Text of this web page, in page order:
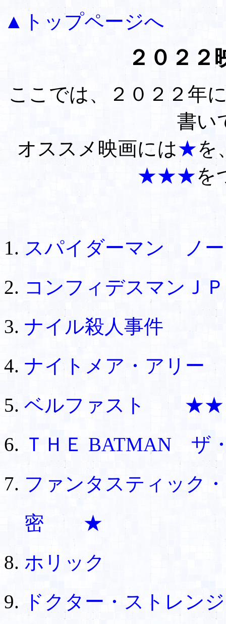
▲トップページへ
２０２２
ここでは、２０２２年
書い
オススメ映画には★を
★★★を
スパイダーマン ノ
コンフィデスマンＪ
ナイル殺人事件
ナイトメア・アリー
ベルファスト ★★
ＴＨＥ BATMAN
ファンタスティック
密 ★
ホリック
ドクター・ストレン